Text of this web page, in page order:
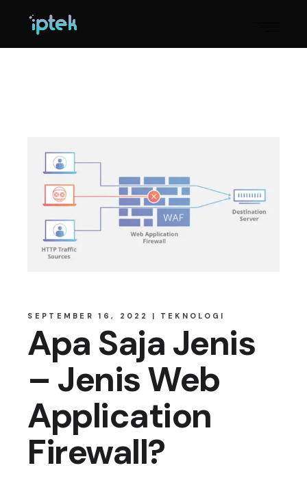
SEPTEMBER 16, 2022 TEKNOLOGI
Apa Saja Jenis
– Jenis Web
Application
Firewall?